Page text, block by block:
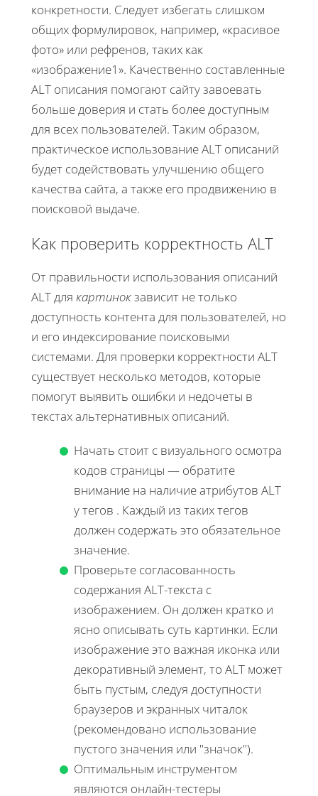
конкретности. Следует избегать слишком
общих формулировок, например, «красивое
фото» или рефренов, таких как
«изображение1». Качественно составленные
ALT описания помогают сайту завоевать
больше доверия и стать более доступным
для всех пользователей. Таким образом,
практическое использование ALT описаний
будет содействовать улучшению общего
качества сайта, а также его продвижению в
поисковой выдаче.
Как проверить корректность ALT
От правильности использования описаний
ALT для картинокзависит не только
доступность контента для пользователей, но
и его индексирование поисковыми
системами. Для проверки корректности ALT
существует несколько методов, которые
помогут выявить ошибки и недочеты в
текстах альтернативных описаний.
Начать стоит с визуального осмотра
кодов страницы — обратите
внимание на наличие атрибутов ALT
у тегов . Каждый из таких тегов
должен содержать это обязательное
значение.
Проверьте согласованность
содержания ALT-текста с
изображением. Он должен кратко и
ясно описывать суть картинки. Если
изображение это важная иконка или
декоративный элемент, то ALT может
быть пустым, следуя доступности
браузеров и экранных читалок
(рекомендовано использование
пустого значения или "значок").
Оптимальным инструментом
являются онлайн-тестеры